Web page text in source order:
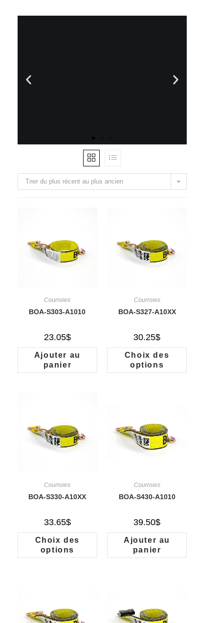
Trier du plus récent au plus ancien
Courroies
BOA-S303-A1010
23.05$
Ajouter au
panier
Courroies
BOA-S327-A10XX
30.25$
Choix des
options
Courroies
BOA-S330-A10XX
33.65$
Choix des
options
Courroies
BOA-S430-A1010
39.50$
Ajouter au
panier